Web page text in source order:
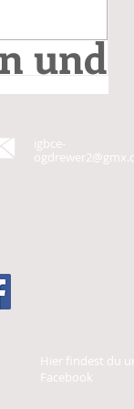
und
igbce-
Hier findest du
Facebook